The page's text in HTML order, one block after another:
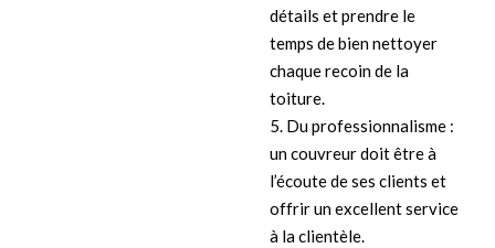
détails et prendre le
temps de bien nettoyer
chaque recoin de la
toiture.
5. Du professionnalisme :
un couvreur doit être à
l’écoute de ses clients et
offrir un excellent service
à la clientèle.